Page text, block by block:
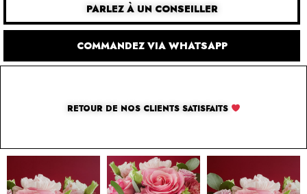
PARLEZ À UN CONSEILLER
COMMANDEZ VIA WHATSAPP
RETOUR DE NOS CLIENTS SATISFAITS